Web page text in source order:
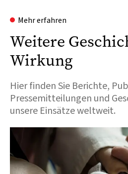
Mehr erfahren
Weitere
Wirkung
Hier finden Sie Berichte,
Pressemitteilungen und
unsere Einsätze weltweit.